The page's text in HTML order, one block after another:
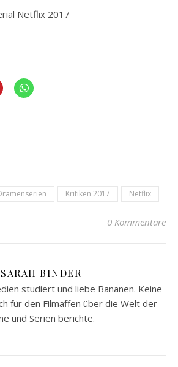
Netflix 2017
Kritiken 2017 Netflix
0 Kommentare
SARAH BINDER
studiert und liebe Bananen. Keine
für den Filmaffen über die Welt der
und Serien berichte.